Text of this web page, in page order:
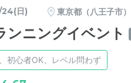
日) 東京都（八王子市）
ンニングイベント
初心者OK、レベル問わず